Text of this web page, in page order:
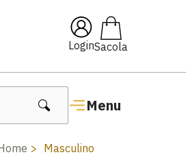
Login
Menu
🔥 Lançamentos Femininos
Masculino